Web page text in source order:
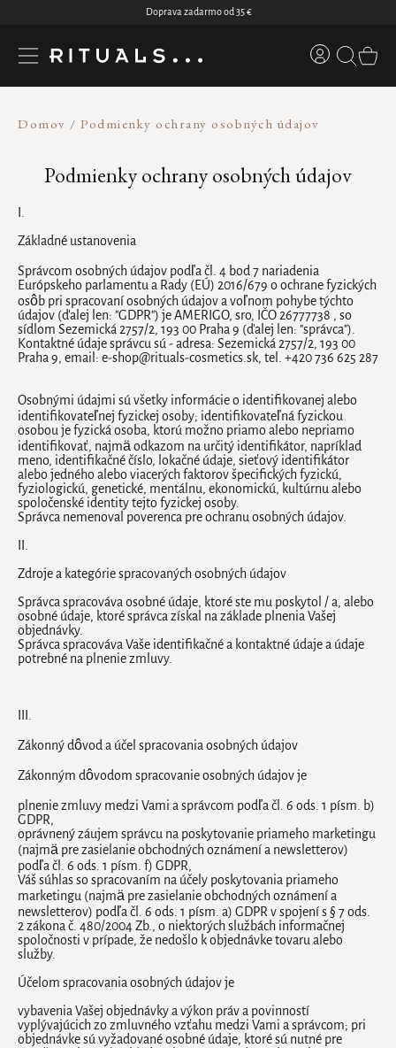
Doprava zadarmo od 35 €
ANTI-PERSPIRANT CREAM
TINY RITUALS
STAROSTLIVOSŤ O OPÁLENIE
MEN'S COLLECTION
Telo
Sprchové peny
Telové oleje
Šampóny a telové peny v jednom
Telové peelingy
STAROSTLIVOSŤ O TELO
Krémy a oleje
Rozprašovače na telo a vlasy
Deodoranty
Masážne produkty
Starostlivosť o ruky
Starostlivosť o nohy
KOZMETICKÉ VÝROBKY NA CESTY
STAROSTLIVOSŤ O DETI
SLNEČNÁ STAROSTLIVOSŤ
NÁHRADNÉ NÁPLNE
Pre domov
Luxusné difúzory
Klasické difúzory
Mini difúzory
Náhradné náplne
Výhodné balíky difúzorov
DOMÁCE SPREJE
Luxusní spreje
Náhradné náplne
SVIEČKY
Klasické sviečky
Klasické sviečky XL
Náhradná náplň do sviečky
KÚPEĽŇA
Starostlivosť o prádlo
Ručníky
Príslušenstvo
Predložka
Krása
Pleťové krémy
Čistenie pleti
Pleťové séra
Pleťové masky a oleje
Starostlivosť o pery
PARFUMY
Pre ženy
Mini parfumy
MAKE-UP
Šampóny a kondicionéry
Ošetrenia a styling
STAROSTLIVOSŤ O SLNKO
Opaľovacie krémy
Krémy po opaľovaní
Darčeky
Darčekové sady S
Darčekové sady M
Darčekové sady L
Darčekové sady XL
Sady pre autá
Skincare & Haircare sets
DARČEKY PRE ŇU
DARČEKY PRE NEHO
DARČEKOVÉ POUKAZY
DÁRČEKY K NÁKUPU
Kolekcia
The Ritual of Seshen
SEASONAL HIGHLIGHTS
The Ritual of Ayurveda
Men's Collection
Private Collection
Skincare Collection
Tiny Rituals
Make-up Collection
BESTSELLING COLLECTIONS
The Ritual of Sakura
The Ritual of Yozakura
SIGNATURE COLLECTIONS
The Ritual of Karma
The Soulful Collection
Sport
The Ritual of Jing
Hair Care Collection
The Ritual of Hammam
The Iconic Collection
The Ritual of Cleopatra
Iba online
Telo
Pre domov
KÚPEĽŇA
Príslušenstvo
Ručníky
Predložka
AMSTERDAM COLLECTION
THE RITUAL OF MEHR
PRE BUDÚCE MATKY
Purify
Glow
Ageless
Hydrate
Pre mužov
PRODUKTY NA SPRCHOVANIE
DEZODORANTY
PLEŤOVÁ KOZMETIKA
PRODUKTY NA HOLENIE
STAROSTLIVOSŤ O FÚZY
PÁNSKE PARFUMY
CAR AIR FRESHENER
Online Outlet
PRIVATE COLLECTION - RICH
PRIVATE COLLECTION - FRESH
PRIVATE COLLECTION - COMFORT
PRIVATE COLLECTION - FLORAL
LIMITOVANÁ EDÍCIA: ALCHEMY
LIMITOVANÁ EDÍCIA: DREAM
TELO
Máte
dotaz?
Nájsť
Domov / Podmienky ochrany osobných údajov
Podmienky ochrany osobných údajov
I.
Základné ustanovenia
Správcom osobných údajov podľa čl. 4 bod 7 nariadenia
Európskeho parlamentu a Rady (EÚ) 2016/679 o ochrane fyzických
osôb pri spracovaní osobných údajov a voľnom pohybe týchto
údajov (ďalej len: "GDPR") je AMERIGO, sro, IČO 26777738 , so
sídlom Sezemická 2757/2, 193 00 Praha 9 (ďalej len: "správca").
Kontaktné údaje správcu sú - adresa: Sezemická 2757/2, 193 00
Praha 9, email: e-shop@rituals-cosmetics.sk, tel. +420 736 625 287
Osobnými údajmi sú všetky informácie o identifikovanej alebo
identifikovateľnej fyzickej osoby; identifikovateľná fyzickou
osobou je fyzická osoba, ktorú možno priamo alebo nepriamo
identifikovať, najmä odkazom na určitý identifikátor, napríklad
meno, identifikačné číslo, lokačné údaje, sieťový identifikátor
alebo jedného alebo viacerých faktorov špecifických fyzickú,
fyziologickú, genetické, mentálnu, ekonomickú, kultúrnu alebo
spoločenské identity tejto fyzickej osoby.
Správca nemenoval poverenca pre ochranu osobných údajov.
II.
Zdroje a kategórie spracovaných osobných údajov
Správca spracováva osobné údaje, ktoré ste mu poskytol / a, alebo
osobné údaje, ktoré správca získal na základe plnenia Vašej
objednávky.
Správca spracováva Vaše identifikačné a kontaktné údaje a údaje
potrebné na plnenie zmluvy.
III.
Zákonný dôvod a účel spracovania osobných údajov
Zákonným dôvodom spracovanie osobných údajov je
plnenie zmluvy medzi Vami a správcom podľa čl. 6 ods. 1 písm. b)
GDPR,
oprávnený záujem správcu na poskytovanie priameho marketingu
(najmä pre zasielanie obchodných oznámení a newsletterov)
podľa čl. 6 ods. 1 písm. f) GDPR,
Váš súhlas so spracovaním na účely poskytovania priameho
marketingu (najmä pre zasielanie obchodných oznámení a
newsletterov) podľa čl. 6 ods. 1 písm. a) GDPR v spojení s § 7 ods.
2 zákona č. 480/2004 Zb., o niektorých službách informačnej
spoločnosti v prípade, že nedošlo k objednávke tovaru alebo
služby.
Účelom spracovania osobných údajov je
vybavenia Vašej objednávky a výkon práv a povinností
vyplývajúcich zo zmluvného vzťahu medzi Vami a správcom; pri
objednávke sú vyžadované osobné údaje, ktoré sú nutné pre